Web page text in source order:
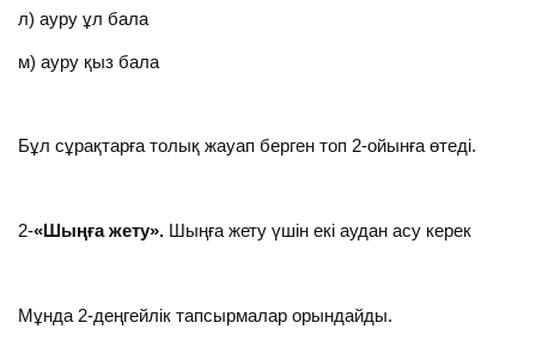
л) ауру ұл бала
м) ауру қыз бала
Бұл сұрақтарға толық жауап берген топ 2-ойынға өтеді.
2-«Шыңға жету». Шыңға жету үшін екі аудан асу керек
Мұнда 2-деңгейлік тапсырмалар орындайды.